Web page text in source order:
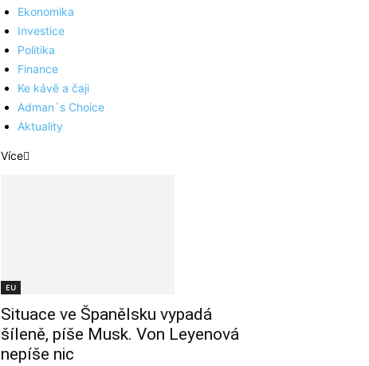
Ekonomika
Investice
Politika
Finance
Ke kávě a čaji
Adman´s Choice
Aktuality
Více
EU
Situace ve Španělsku vypadá
šíleně, píše Musk. Von Leyenová
nepíše nic